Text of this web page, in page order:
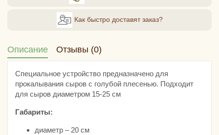
Как быстро доставят заказ?
Описание Отзывы (0)
Специальное устройство предназначено для
прокалывания сыров с голубой плесенью. Подходит
для сыров диаметром 15-25 см
Габариты:
диаметр – 20 см